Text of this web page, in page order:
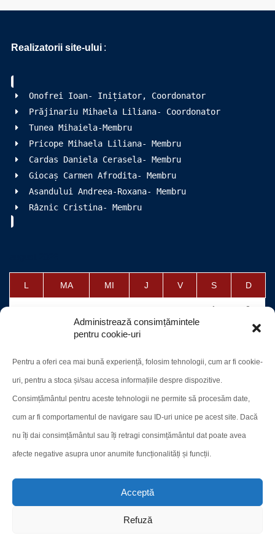
Administrează consimțămintele
pentru cookie-uri
Pentru a oferi cea mai bună experiență, folosim tehnologii, cum ar fi cookie-
uri, pentru a stoca și/sau accesa informațiile despre dispozitive.
Consimțământul pentru aceste tehnologii ne permite să procesăm date,
cum ar fi comportamentul de navigare sau ID-uri unice pe acest site. Dacă
nu îți dai consimțământul sau îți retragi consimțământul dat poate avea
afecte negative asupra unor anumite funcționalități și funcții.
Acceptă
Refuză
Realizatorii site-ului :
Onofrei Ioan- Inițiator, Coordonator
Prăjinariu Mihaela Liliana- Coordonator
Tunea Mihaiela-Membru
Pricope Mihaela Liliana- Membru
Cardas Daniela Cerasela- Membru
Giocaș Carmen Afrodita- Membru
Asandului Andreea-Roxana- Membru
Râznic Cristina- Membru
L MA MI J V S D
1 2
5
20 22
24 25 26 27 28 29 30
31
« iul.